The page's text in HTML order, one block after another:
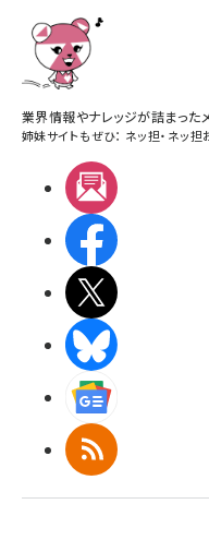
業界情報やナレッジが詰まった
姉妹サイトもぜひ： ネッ担・ ネッ担
RSS